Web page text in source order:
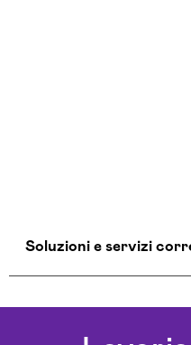
Soluzioni e servizi
Consulente